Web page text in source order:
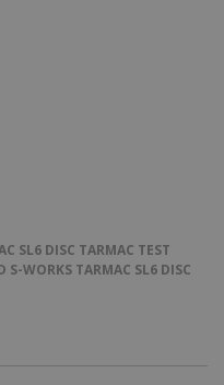
SL6 DISC TARMAC TEST
S-WORKS TARMAC SL6 DISC